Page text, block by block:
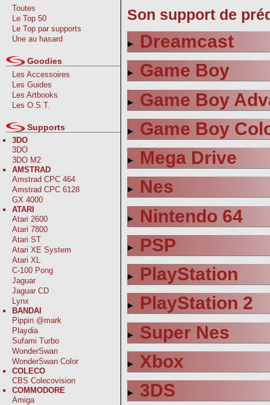
Toutes
Le Top 50
Le Top par supports
Une au hasard
Goodies
Les Accessoires
Les Guides
Les Artbooks
Les O.S.T.
Supports
3DO
3DO
3DO M2
AMSTRAD
Amstrad CPC 464
Amstrad CPC 6128
GX 4000
ATARI
Atari 2600
Atari 7800
Atari ST
Atari XE System
Atari XL
C-100 Pong
Jaguar
Jaguar CD
Lynx
BANDAI
Pippin @mark
Playdia
Sufami Turbo
WonderSwan
WonderSwan Color
COLECO
CBS Colecovision
COMMODORE
Amiga
Son support de
Dreamcast
Game Boy
Game Boy
Game Boy
Mega Drive
Nes
Nintendo 64
PSP
PlayStation
PlayStation 2
Super Nes
Xbox
3DS